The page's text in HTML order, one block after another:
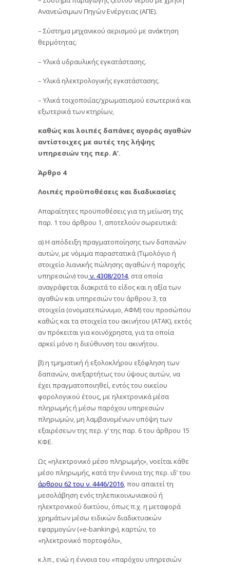
Ανανεώσιμων Πηγών Ενέργειας (ΑΠΕ).
– Σύστημα μηχανικού αερισμού με ανάκτηση
θερμότητας.
– Υλικά υδραυλικής εγκατάστασης.
– Υλικά ηλεκτρολογικής εγκατάστασης.
– Υλικά τοιχοποιΐας/χρωματισμού εσωτερικά και
εξωτερικά των κτηρίων,
καθώς και λοιπές δαπάνες αγοράς αγαθών
αντίστοιχες με αυτές της λήψης
υπηρεσιών της περ. Α’.
Άρθρο 4
Λοιπές προϋποθέσεις και διαδικασίες
Απαραίτητες προϋποθέσεις για τη μείωση της
παρ. 1 του άρθρου 1, αποτελούν σωρευτικά:
α) Η απόδειξη πραγματοποίησης των δαπανών
αυτών, με νόμιμα παραστατικά (Τιμολόγιο ή
στοιχείο λιανικής πώλησης αγαθών ή παροχής
υπηρεσιών) του ν. 4308/2014, στα οποία
αναγράφεται διακριτά το είδος και η αξία των
αγαθών και υπηρεσιών του άρθρου 3, τα
στοιχεία (ονοματεπώνυμο, ΑΦΜ) του προσώπου
καθώς και τα στοιχεία του ακινήτου (ΑΤΑΚ), εκτός
αν πρόκειται για κοινόχρηστα, για τα οποία
αρκεί μόνο η διεύθυνση του ακινήτου.
β) η τμηματική ή εξολοκλήρου εξόφληση των
δαπανών, ανεξαρτήτως του ύψους αυτών, να
έχει πραγματοποιηθεί, εντός του οικείου
φορολογικού έτους, με ηλεκτρονικά μέσα
πληρωμής ή μέσω παρόχου υπηρεσιών
πληρωμών, μη λαμβανομένων υπόψη των
εξαιρέσεων της περ. γ’ της παρ. 6 του άρθρου 15
ΚΦΕ.
Ως «ηλεκτρονικό μέσο πληρωμής», νοείται κάθε
μέσο πληρωμής, κατά την έννοια της περ. ιδ’ του
άρθρου 62 του ν. 4446/2016 , που απαιτεί τη
μεσολάβηση ενός τηλεπικοινωνιακού ή
ηλεκτρονικού δικτύου, όπως π.χ. η μεταφορά
χρημάτων μέσω ειδικών διαδικτυακών
εφαρμογών («e-banking»), καρτών, το
«ηλεκτρονικό πορτοφόλι»,
κ.λπ., ενώ η έννοια του «παρόχου υπηρεσιών